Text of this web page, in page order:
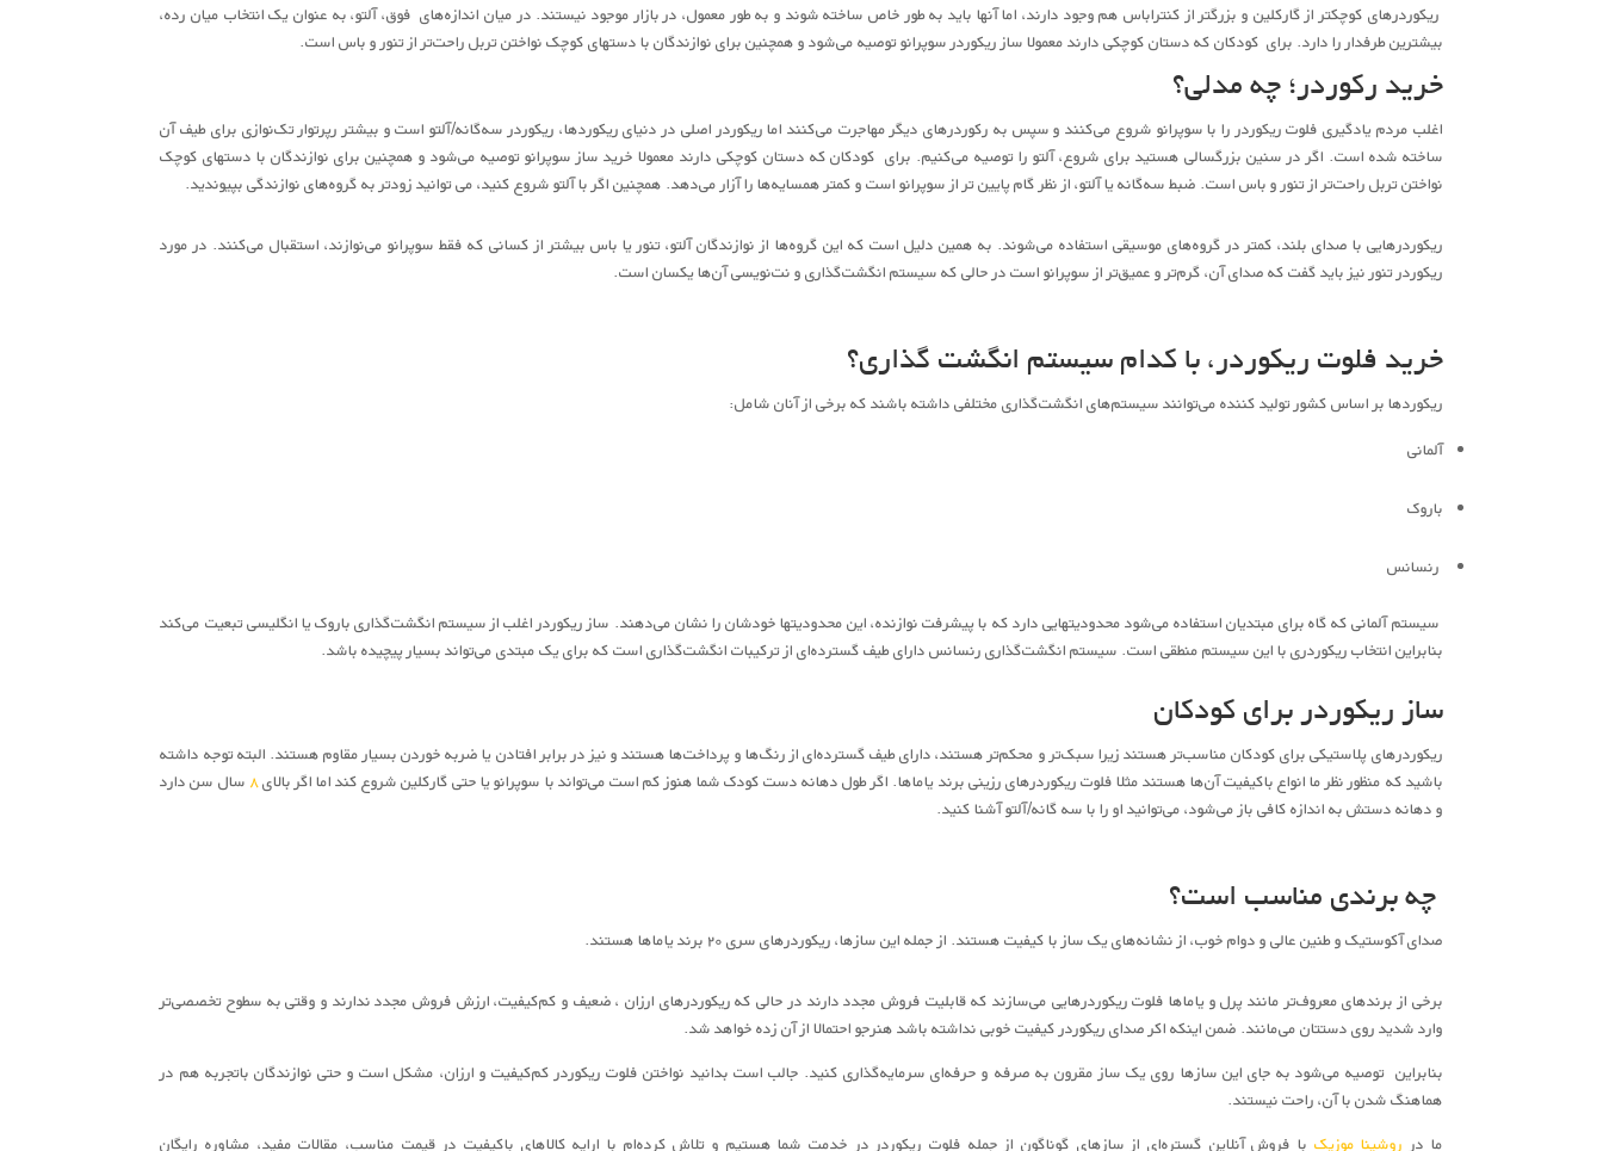
ریکوردرهای کوچکتر از گارکلین و بزرگتر از کنتراباس هم وجود دارند، اما آنها باید به طور خاص ساخته شوند و به طور معمول، در بازار موجود نیستند. در میان اندازه‌های فوق، آلتو، به عنوان یک انتخاب میان رده،
بیشترین طرفدار را دارد. برای کودکان که دستان کوچکی دارند معمولا ساز ریکوردر سوپرانو توصیه می‌شود و همچنین برای نوازندگان با دستهای کوچک نواختن تربل راحت‌تر از تنور و باس است.
خرید رکوردر؛ چه مدلی؟
اغلب مردم یادگیری فلوت ریکوردر را با سوپرانو شروع می‌کنند و سپس به رکوردرهای دیگر مهاجرت می‌کنند اما ریکوردر اصلی در دنیای ریکوردها، ریکوردر سه‌گانه/آلتو است و بیشتر رپرتوار تک‌نوازی برای طیف آن
ساخته شده است. اگر در سنین بزرگسالی هستید برای شروع، آلتو را توصیه می‌کنیم. برای کودکان که دستان کوچکی دارند معمولا خرید ساز سوپرانو توصیه می‌شود و همچنین برای نوازندگان با دستهای کوچک
نواختن تربل راحت‌تر از تنور و باس است. ضبط سه‌گانه یا آلتو، از نظر گام پایین تر از سوپرانو است و ‌‌کمتر همسایه‌ها را آزار می‌دهد. همچنین اگر با آلتو شروع کنید، می توانید زودتر به گروه‌های نوازندگی بپیوندید.
ریکوردرهایی با صدای بلند، کمتر در گروه‌های موسیقی استفاده می‌شوند.‌ به همین دلیل است که این گروه‌ها از نوازندگان آلتو، تنور یا باس بیشتر از کسانی که فقط سوپرانو می‌نوازند، استقبال می‌کنند. در مورد
ریکوردر تنور نیز باید گفت که صدای آن، گرم‌تر و عمیق‌تر از سوپرانو است در حالی که سیستم انگشت‌گذاری و نت‌نویسی آن‌ها یکسان است.
خرید فلوت ریکوردر، با کدام سیستم انگشت گذاری؟
ریکوردها بر اساس کشور تولید کننده می‌توانند سیستم‌‌های انگشت‌گذاری مختلفی داشته باشند که برخی از آنان شامل:
آلمانی
باروک
رنسانس
سیستم آلمانی که گاه برای مبتدیان استفاده می‌شود محدودیتهایی دارد که با پیشرفت نوازنده، این محدودیتها خودشان را نشان می‌دهند. ساز ریکوردر اغلب از سیستم انگشت‌گذاری باروک یا انگلیسی تبعیت می‌کند
بنابراین انتخاب ریکوردری با این سیستم منطقی است. سیستم انگشت‌گذاری رنسانس دارای طیف گسترده‌ای از ترکیبات انگشت‌گذاری است که برای یک مبتدی می‌تواند بسیار پیچیده باشد.
ساز ریکوردر برای کودکان
ریکوردرهای پلاستیکی برای کودکان مناسب‌تر هستند زیرا سبک‌تر و محکم‌تر هستند، دارای طیف گسترده‌ای از رنگ‌ها و پرداخت‌ها هستند و نیز در برابر افتادن یا ضربه خوردن بسیار مقاوم هستند. البته توجه داشته
باشید که منظور نظر ما انواع باکیفیت آن‌ها هستند مثلا فلوت ریکوردرهای رزینی برند یاماها. اگر طول دهانه دست کودک شما هنوز کم است می‌تواند با سوپرانو یا حتی گارکلین شروع کند اما اگر بالای۸ سال سن دارد
و دهانه دستش به اندازه کافی باز می‌شود، می‌توانید او را با سه گانه/آلتو آشنا کنید.
چه برندی مناسب است؟
صدای آکوستیک و طنین عالی و دوام خوب، از نشانه‌های یک ساز با کیفیت هستند. از جمله این سازها، ریکوردرهای سری ۲۰ برند یاماها هستند.
برخی از برندهای معروف‌تر مانند پرل و یاماها فلوت‌ ریکوردرهایی می‌سازند که قابلیت فروش مجدد دارند در حالی‌ که ریکوردرهای ارزان ، ضعیف و کم‌کیفیت، ارزش فروش مجدد ندارند و وقتی به سطوح تخصصی‌تر
وارد شدید روی دستتان می‌مانند. ضمن اینکه اکر صدای ریکوردر کیفیت خوبی نداشته باشد هنرجو احتمالا از آن زده خواهد شد.
بنابراین توصیه می‌شود به جای این سازها روی یک ساز مقرون به صرفه و حرفه‌ای سرمایه‌گذاری کنید. جالب است بدانید نواختن فلوت ریکوردر کم‌کیفیت و ارزان، مشکل است و حتی نوازندگان باتجربه هم در
هماهنگ شدن با آن، راحت نیستند.
ما در روشینا موزیک با فروش آنلاین گستره‌ای از سازهای گوناگون از جمله فلوت ریکوردر در خدمت شما هستیم و تلاش کرده‌ام با ارایه کالاهای باکیفیت در قیمت مناسب، مقالات مفید، مشاوره رایگان